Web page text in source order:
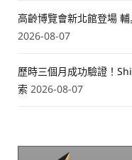
高齡博覽會新北館登場
2026-08-07
歷時三個月成功驗證！
索 2026-08-07